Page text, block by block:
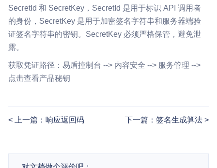
SecretId 和 SecretKey，SecretId 是用于标识 API 调用者
的身份，SecretKey 是用于加密签名字符串和服务器端验
证签名字符串的密钥。SecretKey 必须严格保管，避免泄
露。
获取凭证路径：易盾控制台 --> 内容安全 --> 服务管理 -->
点击查看产品秘钥
上一篇：响应返回码 下一篇：签名生成算法